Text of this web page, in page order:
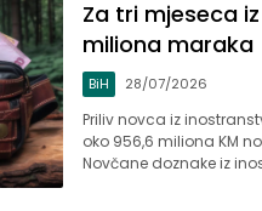
Za tri mjeseca
miliona maraka
BiH 28/07/2026
Priliv novca iz
oko 956,6 miliona KM
Novčane doznake iz